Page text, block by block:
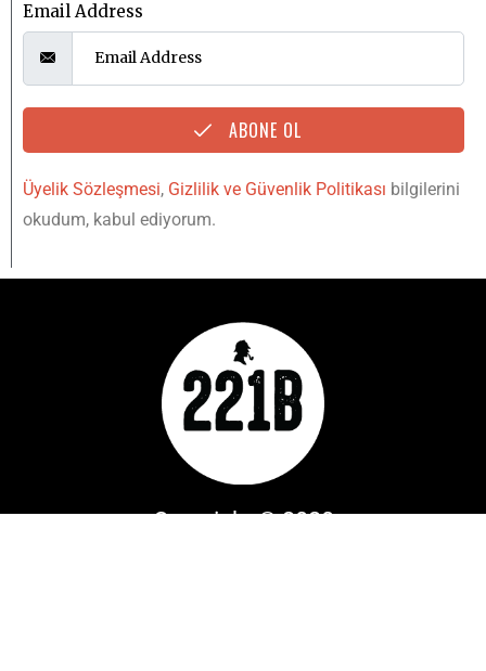
Email Address
ABONE OL
Üyelik Sözleşmesi, Gizlilik ve Güvenlik Politikası bilgilerini
okudum, kabul ediyorum.
Copyright © 2020